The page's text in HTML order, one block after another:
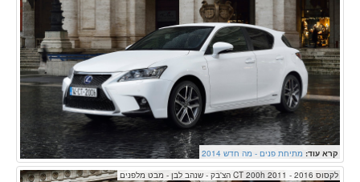
קרא עוד: מתיחת פנים - מה חדש 2014
לקסוס CT 200h 2011 - 2016 הצ'בק - שנהב לבן - מבט מלפנים